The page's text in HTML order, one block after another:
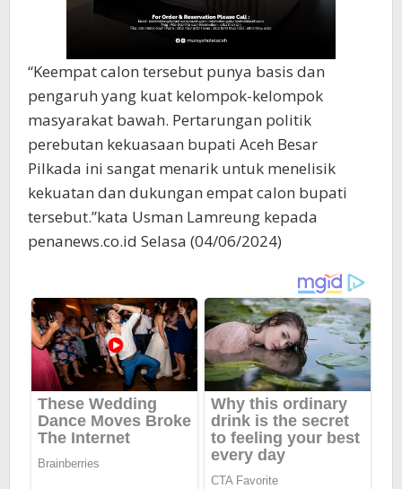
“Keempat calon tersebut punya basis dan
pengaruh yang kuat kelompok-kelompok
masyarakat bawah. Pertarungan politik
perebutan kekuasaan bupati Aceh Besar
Pilkada ini sangat menarik untuk menelisik
kekuatan dan dukungan empat calon bupati
tersebut.”kata Usman Lamreung kepada
penanews.co.id Selasa (04/06/2024)